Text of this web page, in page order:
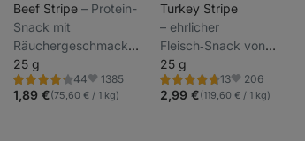
Beef Stripe ⁠–⁠ Protein-
Snack mit
Räuchergeschmack
aus hochwertigem
getrocknetem
Rindfleisch
25 g
44
Bewertung
4.1/5,
44
Favoriten
1385
1,89 €(75,60 € / 1 kg)
Turkey Stripe
⁠–⁠ ehrlicher
Fleisch‑Snack von
einem Familienbetrieb,
165 g Fleisch pro 100 g
Produkt, weiche und
25 g
13
Bewertung
4.6/5,
13
Favoriten
206
2,99 €(119,60 € / 1 kg)